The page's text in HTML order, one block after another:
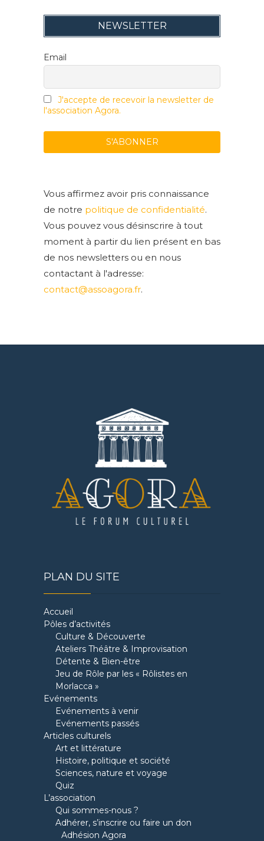
NEWSLETTER
Email
J'accepte de recevoir la newsletter de
l'association Agora.
Vous affirmez avoir pris connaissance
de notre politique de confidentialité.
Vous pouvez vous désinscrire à tout
moment à partir du lien présent en bas
de nos newsletters ou en nous
contactant à l'adresse:
contact@assoagora.fr.
PLAN DU SITE
Accueil
Pôles d’activités
Culture & Découverte
Ateliers Théâtre & Improvisation
Détente & Bien-être
Jeu de Rôle par les « Rôlistes en
Morlacca »
Evénements
Evénements à venir
Evénements passés
Articles culturels
Art et littérature
Histoire, politique et société
Sciences, nature et voyage
Quiz
L’association
Qui sommes-nous ?
Adhérer, s’inscrire ou faire un don
Adhésion Agora